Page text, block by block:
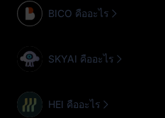
BICO คืออะไร
SKYAI คืออะไร
HEI คืออะไร